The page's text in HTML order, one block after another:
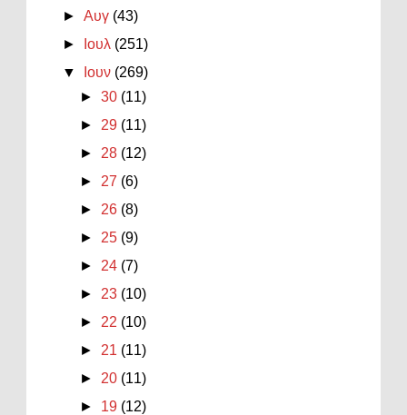
►Αυγ (43)
►
Ιουλ (251)
▼
Ιουν (269)
►30 (11)
► 29 (11)
► 28 (12)
► 27 (6)
► 26 (8)
► 25 (9)
► 24 (7)
► 23 (10)
► 22 (10)
► 21 (11)
► 20 (11)
► 19 (12)